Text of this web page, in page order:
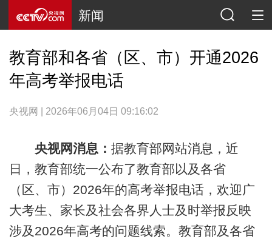
新闻
教育部和各省（区、市）开通2026
年高考举报电话
央视网 | 2026年06月04日 09:16:02
央视网消息： 据教育部网站消息，近
日，教育部统一公布了教育部以及各省
（区、市）2026年的高考举报电话，欢迎广
大考生、家长及社会各界人士及时举报反映
涉及2026年高考的问题线索。教育部及各省